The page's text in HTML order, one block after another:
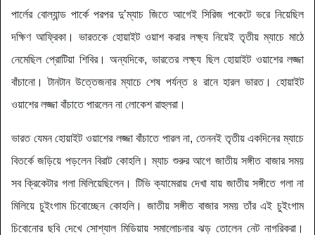
পার্লের বোল্যান্ড পার্কে পরপর দু’‌ম্যাচ জিতে আগেই সিরিজ পকেটে ভরে নিয়েছিল
দক্ষিণ আফ্রিকা। ভারতকে হোয়াইট ওয়াশ করার লক্ষ্য নিয়েই তৃতীয় ম্যাচে মাঠে
নেমেছিল প্রোটিয়া শিবির। অন্যদিকে, ভারতের লক্ষ্য ছিল হোয়াইট ওয়াশের লজ্জা
বাঁচানো। টানটান উত্তেজনার ম্যাচে শেষ পর্যন্ত ৪ রানে হারল ভারত। হোয়াইট
ওয়াশের লজ্জা বাঁচাতে পারলেন না লোকেশ রাহুলরা।
ভারত যেমন হোয়াইট ওয়াশের লজ্জা বাঁচাতে পারল না, তেননই তৃতীয় একদিনের ম্যাচে
বিতর্কে জড়িয়ে পড়লেন বিরাট কোহলি। ম্যাচ শুরুর আগে জাতীয় সঙ্গীত বাজার সময়
সব ক্রিকেটার গলা মিলিয়েছিলেন। টিভি ক্যামেরায় দেখা যায় জাতীয় সঙ্গীতে গলা না
মিলিয়ে চুইংগাম চিবোচ্ছেন কোহলি। জাতীয় সঙ্গীত বাজার সময় তাঁর এই চুইংগাম
চিবোনোর ছবি দেখে সোশ্যাল মিডিয়ায় সমালোচনার ঝড় তোলেন নেট নাগরিকরা।